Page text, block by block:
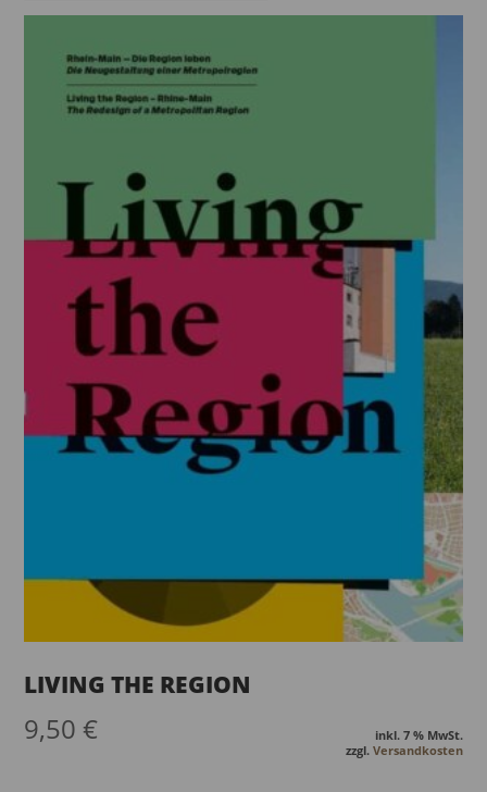
LIVING THE REGION
9,50€
inkl. 7 % MwSt.
zzgl. Versandkosten